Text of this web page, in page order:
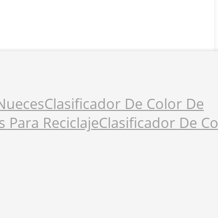
Clasificador De Color De
Para ReciclajeClasificador De